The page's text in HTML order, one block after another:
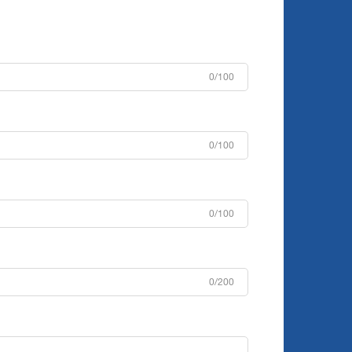
0/100
0/100
0/100
0/200